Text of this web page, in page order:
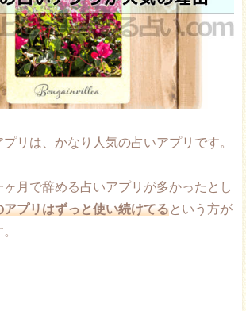
プリは、かなり人気の占いアプリです。
月で辞める占いアプリが多かったとし
アプリはずっと使い続けてるという方が